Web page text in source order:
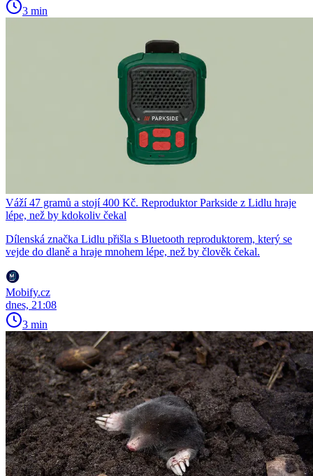
3 min
Váží 47 gramů a stojí 400 Kč. Reproduktor Parkside z Lidlu hraje
lépe, než by kdokoliv čekal
Dílenská značka Lidlu přišla s Bluetooth reproduktorem, který se
vejde do dlaně a hraje mnohem lépe, než by člověk čekal.
Mobify.cz
dnes, 21:08
3 min